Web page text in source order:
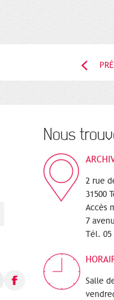
Nous
2 rue
31500
Accès
7
Tél. 05
Salle